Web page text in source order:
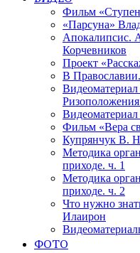
Фильм
«Парсуна»
Апокалипсис.
Корчевников
Проект
В
Фильм «Вера
Купрянчук В.
Методика
приходе. ч. 1
Методика
приходе. ч. 2
Что нужно
Илаирон
ФОТО